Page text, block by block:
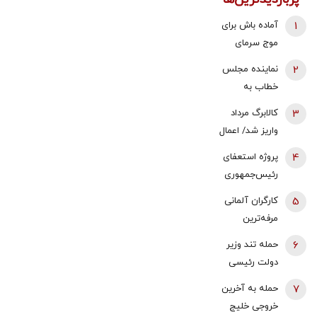
آماده باش برای
موج سرمای
1
نماینده مجلس
خطاب به
بقایی: شما
سخنگو
هستید، نه
سخن‌نگو!
2
کالابرگ مرداد
واریز شد/ اعمال
در زمان بندی
3
پروژه استعفای
رئیس‌جمهوری
دوباره روی میز
تندروها/ آنها
می خواهند
سعید جلیلی را
به ریاست
پاستور بگمارند
4
کارگران آلمانی
مرفه‌ترین
حداقل دستمزد
در آلمان رشد
کرد
5
حمله تند وزیر
دولت رئیسی
6
حمله به آخرین
خروجی خلیج
7